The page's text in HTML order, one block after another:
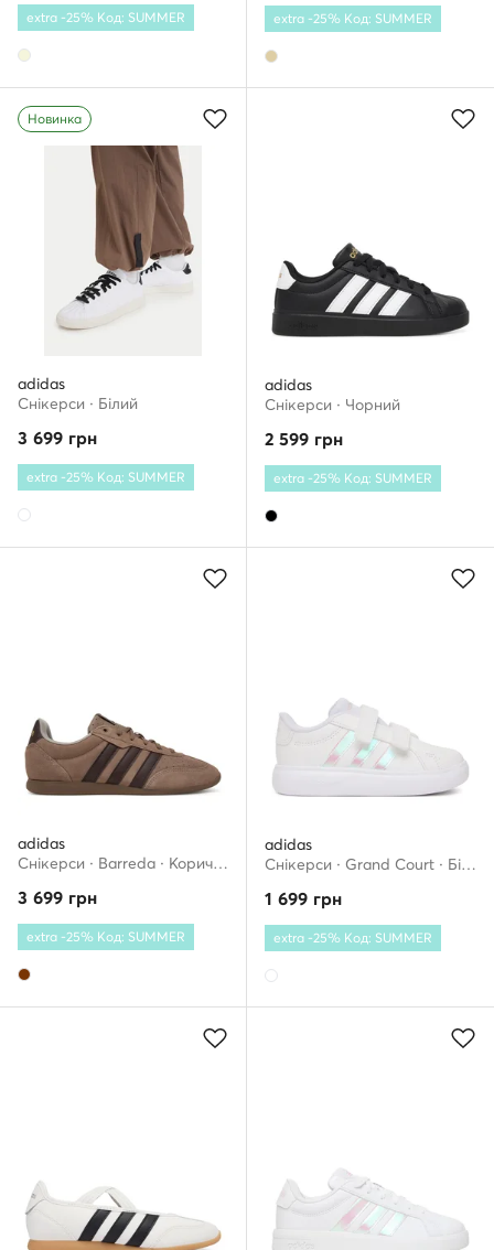
extra -25% Код: SUMMER extra -25% Код: SUMMER
Новинка
adidas
Снікерcи · Білий
3 699 грн
extra -25% Код: SUMMER
adidas
Снікерcи · Чорний
2 599 грн
extra -25% Код: SUMMER
adidas
Снікерcи · Barreda · Коричневий
3 699 грн
extra -25% Код: SUMMER
adidas
Снікерcи · Grand Court · Білий
1 699 грн
extra -25% Код: SUMMER